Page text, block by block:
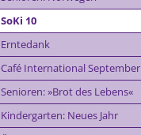
SoKi 10
Erntedank
Café International September
Senioren: »Brot des Lebens«
Kindergarten: Neues Jahr